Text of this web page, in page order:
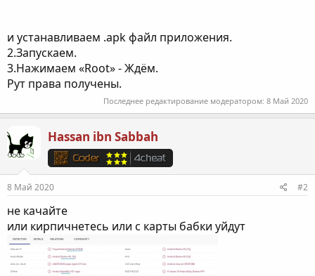
и устанавливаем .apk файл приложения.
2.Запускаем.
3.Нажимаем «Root» - Ждём.
Рут права получены.
Последнее редактирование модератором: 8 Май 2020
Hassan ibn Sabbah
8 Май 2020 #2
не качайте
или кирпичнетесь или с карты бабки уйдут